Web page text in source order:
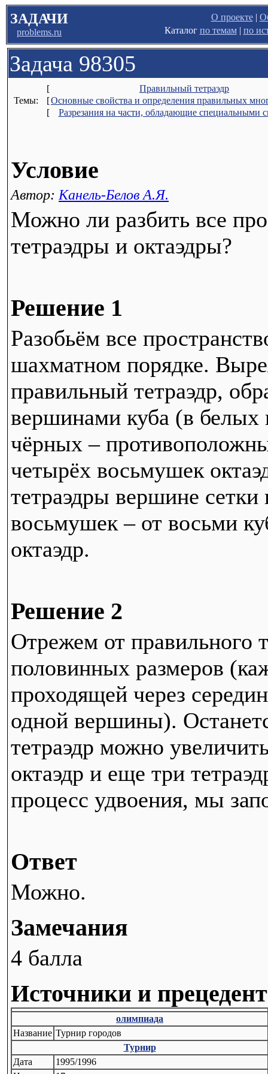
ЗАДАЧИ
problems.ru
О проекте|
Каталог по темам| по
Задача 98305
Темы:
[
Правильный тетраэдр
[Основные свойства и определения правильных
[
Разрезания на части, обладающие специальными
Условие
Автор: Канель-Белов А.Я.
Можно ли разбить все
тетраэдры и октаэдры?
Решение 1
Разобьём все
шахматном порядке.
правильный тетраэдр,
вершинами куба (в белых
чёрных –
четырёх восьмушек
тетраэдры вершине
восьмушек – от восьми
октаэдр.
Решение 2
Отрежем от правильного
половинных размеров
проходящей через
одной вершины).
тетраэдр можно
октаэдр и еще три
процесс удвоения, мы
Ответ
Можно.
Замечания
4 балла
Источники и
олимпиада
Название Турнир городов
Турнир
Дата
1995/1996